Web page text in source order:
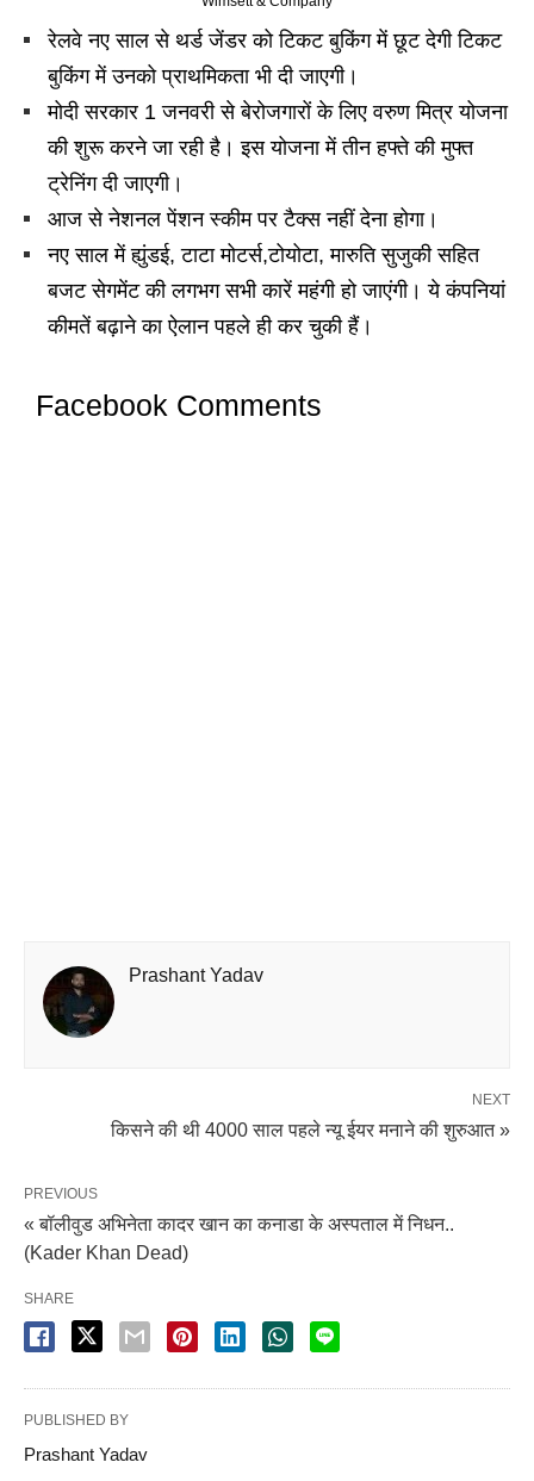
रेलवे नए साल से थर्ड जेंडर को टिकट बुकिंग में छूट देगी टिकट
बुकिंग में उनको प्राथमिकता भी दी जाएगी।
मोदी सरकार 1 जनवरी से बेरोजगारों के लिए वरुण मित्र योजना
की शुरू करने जा रही है। इस योजना में तीन हफ्ते की मुफ्त
ट्रेनिंग दी जाएगी।
आज से नेशनल पेंशन स्कीम पर टैक्स नहीं देना होगा।
नए साल में ह्युंडई, टाटा मोटर्स,टोयोटा, मारुति सुजुकी सहित
बजट सेगमेंट की लगभग सभी कारें महंगी हो जाएंगी। ये कंपनियां
कीमतें बढ़ाने का ऐलान पहले ही कर चुकी हैं।
Facebook Comments
Prashant Yadav
NEXT
किसने की थी 4000 साल पहले न्यू ईयर मनाने की शुरुआत »
PREVIOUS
« बॉलीवुड अभिनेता कादर खान का कनाडा के अस्पताल में निधन..
(Kader Khan Dead)
SHARE
PUBLISHED BY
Prashant Yadav